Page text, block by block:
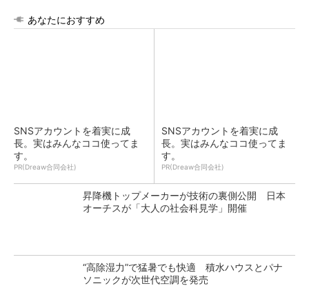
あなたにおすすめ
SNSアカウントを着実に成
長。実はみんなココ使ってま
す。
PR(Dreaw合同会社)
SNSアカウントを着実に成
長。実はみんなココ使ってま
す。
PR(Dreaw合同会社)
昇降機トップメーカーが技術の裏側公開 日本
オーチスが「大人の社会科見学」開催
“高除湿力”で猛暑でも快適 積水ハウスとパナ
ソニックが次世代空調を発売